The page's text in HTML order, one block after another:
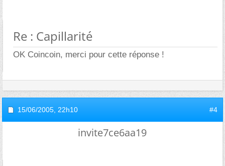
Re : Capillarité
OK Coincoin, merci pour cette réponse !
15/06/2005, 22h10 #4
invite7ce6aa19